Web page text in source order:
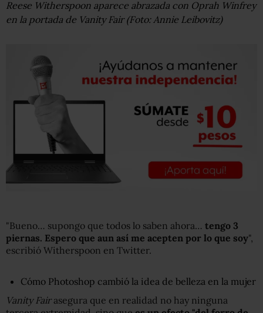
Reese Witherspoon aparece abrazada con Oprah Winfrey
en la portada de Vanity Fair (Foto: Annie Leibovitz)
"Bueno… supongo que todos lo saben ahora… tengo 3
piernas. Espero que aun así me acepten por lo que soy",
escribió Witherspoon en Twitter.
Cómo Photoshop cambió la idea de belleza en la mujer
Vanity Fairasegura que en realidad no hay ninguna